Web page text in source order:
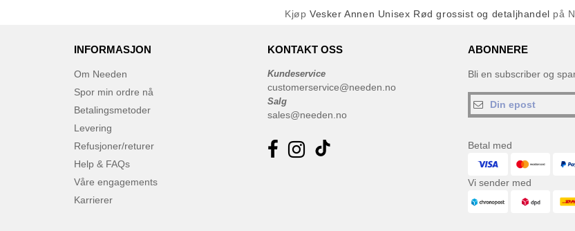
Kjøp Vesker Annen Unisex Rød grossist og detaljhandel på
INFORMASJON
Om Needen
Spor min ordre nå
Betalingsmetoder
Levering
Refusjoner/returer
Help & FAQs
Våre engagements
Karrierer
KONTAKT OSS
Kundeservice
customerservice@needen.no
Salg
sales@needen.no
ABONNERE
Bli en subscriber og
Betal med
Vi sender med